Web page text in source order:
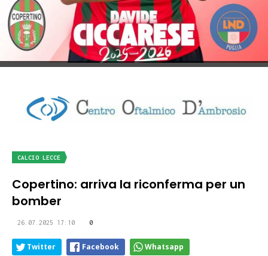
CALCIO LECCE
Copertino: arriva la riconferma per un
bomber
26.07.2025 17:10 0
Twitter Facebook Whatsapp